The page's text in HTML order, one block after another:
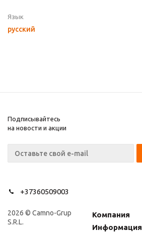
Язык
русский
Подписывайтесь
на новости и акции
+37360509003
2026 © Camno-Grup
S.R.L.
Компания
Информация